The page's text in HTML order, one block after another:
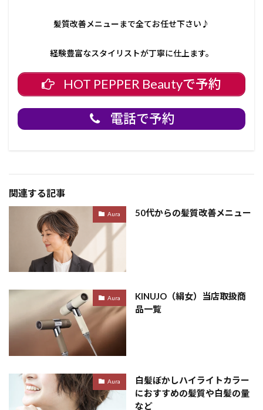
髪質改善メニューまで全てお任せ下さい♪
経験豊富なスタイリストが丁寧に仕上ます。
HOT PEPPER Beautyで予約
電話で予約
関連する記事
Aura 50代からの髪質改善メニュー
Aura
KINUJO（絹女）当店取扱商
品一覧
Aura
白髪ぼかしハイライトカラー
におすすめの髪質や白髪の量
など